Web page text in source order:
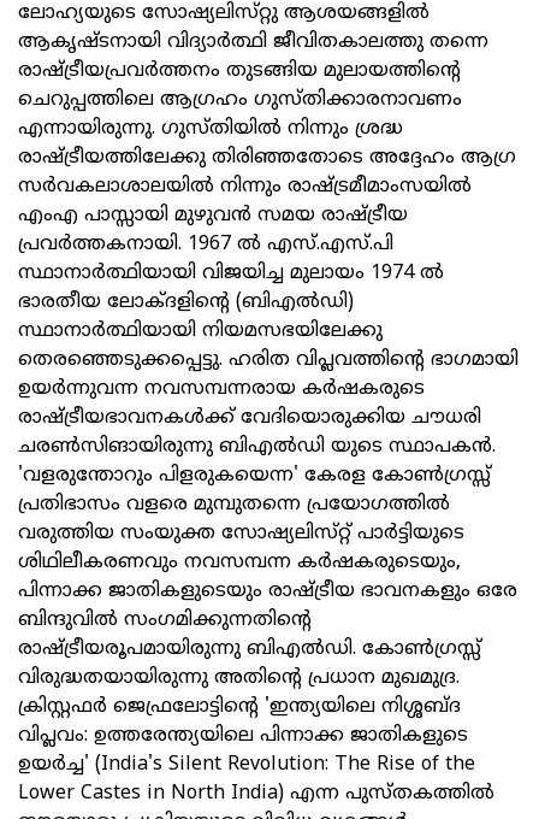
ലോഹ്യയുടെ സോഷ്യലിസ്‌റ്റു ആശയങ്ങളില്‍
ആകൃഷ്ടനായി വിദ്യാര്‍ത്ഥി ജീവിതകാലത്തു തന്നെ
രാഷ്ട്രീയപ്രവര്‍ത്തനം തുടങ്ങിയ മുലായത്തിന്റെ
ചെറുപ്പത്തിലെ ആഗ്രഹം ഗുസ്‌തിക്കാരനാവണം
എന്നായിരുന്നു. ഗുസ്‌തിയില്‍ നിന്നും ശ്രദ്ധ
രാഷ്ട്രീയത്തിലേക്കു തിരിഞ്ഞതോടെ അദ്ദേഹം ആഗ്ര
സര്‍വകലാശാലയില്‍ നിന്നും രാഷ്ട്രമീമാംസയില്‍
എംഎ പാസ്സായി മുഴുവന്‍ സമയ രാഷ്ട്രീയ
പ്രവര്‍ത്തകനായി. 1967 ല്‍ എസ്.എസ്.പി
സ്ഥാനാര്‍ത്ഥിയായി വിജയിച്ച മുലായം 1974 ല്‍
ഭാരതീയ ലോക്‌ദളിന്റെ (ബിഎല്‍ഡി)
സ്ഥാനാര്‍ത്ഥിയായി നിയമസഭയിലേക്കു
തെരഞ്ഞെടുക്കപ്പെട്ടു. ഹരിത വിപ്ലവത്തിന്റെ ഭാഗമായി
ഉയര്‍ന്നുവന്ന നവസമ്പന്നരായ കര്‍ഷകരുടെ
രാഷ്ട്രീയഭാവനകള്‍ക്ക്‌ വേദിയൊരുക്കിയ ചൗധരി
ചരണ്‍സിങായിരുന്നു ബിഎല്‍ഡി യുടെ സ്ഥാപകന്‍.
'വളരുന്തോറും പിളരുകയെന്ന' കേരള കോണ്‍ഗ്രസ്സ്‌
പ്രതിഭാസം വളരെ മുമ്പുതന്നെ പ്രയോഗത്തില്‍
വരുത്തിയ സംയുക്ത സോഷ്യലിസ്‌റ്റ്‌ പാര്‍ട്ടിയുടെ
ശിഥിലീകരണവും നവസമ്പന്ന കര്‍ഷകരുടെയും,
പിന്നാക്ക ജാതികളുടെയും രാഷ്ട്രീയ ഭാവനകളും ഒരേ
ബിന്ദുവില്‍ സംഗമിക്കുന്നതിന്റെ
രാഷ്ട്രീയരൂപമായിരുന്നു ബിഎല്‍ഡി. കോണ്‍ഗ്രസ്സ്‌
വിരുദ്ധതയായിരുന്നു അതിന്റെ പ്രധാന മുഖമുദ്ര.
ക്രിസ്റ്റഫര്‍ ജെഫ്രലോട്ടിന്റെ 'ഇന്ത്യയിലെ നിശ്ശബ്ദ
വിപ്ലവം: ഉത്തരേന്ത്യയിലെ പിന്നാക്ക ജാതികളുടെ
ഉയര്‍ച്ച' (India's Silent Revolution: The Rise of the
Lower Castes in North India) എന്ന പുസ്‌തകത്തില്‍